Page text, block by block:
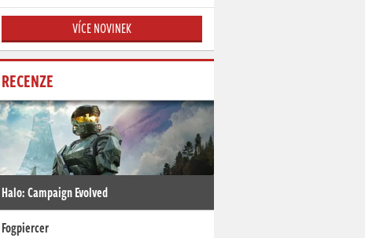
VÍCE NOVINEK
RECENZE
Halo: Campaign Evolved
Fogpiercer